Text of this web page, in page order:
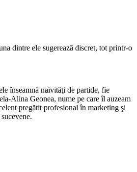
dintre ele sugerează discret, tot printr-o
înseamnă naivităţi de partide, fie
Alina Geonea, nume pe care îl auzeam
pregătit profesional în marketing şi